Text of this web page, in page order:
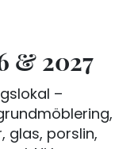
& 2027
–
glas, porslin,